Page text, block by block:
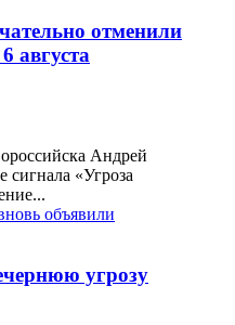
отменили
августа
Андрей
сигнала «Угроза
угрозу